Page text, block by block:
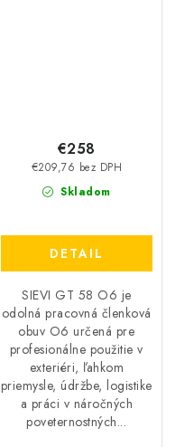
Skladom
€209,76 bez DPH
€258
DETAIL
SIEVI GT 58 O6 je
odolná pracovná členková
obuv O6 určená pre
profesionálne použitie v
exteriéri, ľahkom
priemysle, údržbe, logistike
a práci v náročných
poveternostných...